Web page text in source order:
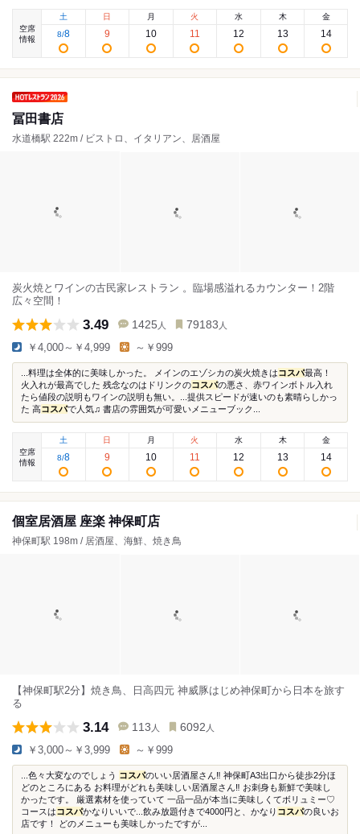
空席
情報
土
8/8
日
9
月
10
火
11
水
12
木
13
金
14
冨田書店
水道橋駅 222m / ビストロ、イタリアン、居酒屋
炭火焼とワインの古民家レストラン 。臨場感溢れるカウンター！2階
広々空間！
3.49 1425 人 79183 人
￥4,000～￥4,999 ～￥999
...料理は全体的に美味しかった。 メインのエゾシカの炭火焼きはコスパ最高！
火入れが最高でした 残念なのはドリンクのコスパの悪さ、赤ワインボトル入れ
たら値段の説明もワインの説明も無い。...提供スピードが速いのも素晴らしかっ
た 高コスパで人気♫ 書店の雰囲気が可愛いメニューブック...
空席
情報
土
8/8
日
9
月
10
火
11
水
12
木
13
金
14
個室居酒屋 座楽 神保町店
神保町駅 198m / 居酒屋、海鮮、焼き鳥
【神保町駅2分】焼き鳥、日高四元 神威豚はじめ神保町から日本を旅す
る
3.14 113 人 6092 人
￥3,000～￥3,999 ～￥999
...色々大変なのでしょう コスパのいい居酒屋さん‼︎ 神保町A3出口から徒歩2分ほ
どのところにある お料理がどれも美味しい居酒屋さん‼︎ お刺身も新鮮で美味し
かったです。 厳選素材を使っていて 一品一品が本当に美味しくてボリュミー♡
コースはコスパかなりいいで...飲み放題付きで4000円と、かなり コスパの良いお
店です！ どのメニューも美味しかったですが...